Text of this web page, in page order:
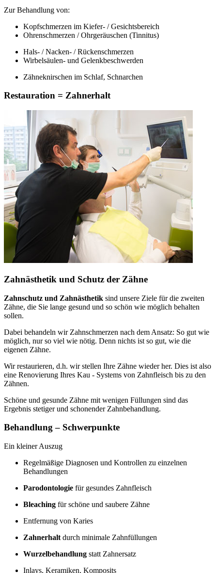
Zur Behandlung von:
Kopfschmerzen im Kiefer- / Gesichtsbereich
Ohrenschmerzen / Ohrgeräuschen (Tinnitus)
Hals- / Nacken- / Rückenschmerzen
Wirbelsäulen- und Gelenkbeschwerden
Zähneknirschen im Schlaf, Schnarchen
Restauration = Zahnerhalt
Zahnästhetik und Schutz der Zähne
Zahnschutz und Zahnästhetik sind unsere Ziele für die zweiten
Zähne, die Sie lange gesund und so schön wie möglich behalten
sollen.
Dabei behandeln wir Zahnschmerzen nach dem Ansatz: So gut wie
möglich, nur so viel wie nötig. Denn nichts ist so gut, wie die
eigenen Zähne.
Wir restaurieren, d.h. wir stellen Ihre Zähne wieder her. Dies ist also
eine Renovierung Ihres Kau - Systems von Zahnfleisch bis zu den
Zähnen.
Schöne und gesunde Zähne mit wenigen Füllungen sind das
Ergebnis stetiger und schonender Zahnbehandlung.
Behandlung – Schwerpunkte
Ein kleiner Auszug
Regelmäßige Diagnosen und Kontrollen zu einzelnen
Behandlungen
Parodontologie für gesundes Zahnfleisch
Bleaching für schöne und saubere Zähne
Entfernung von Karies
Zahnerhalt durch minimale Zahnfüllungen
Wurzelbehandlung statt Zahnersatz
Inlays, Keramiken, Komposits